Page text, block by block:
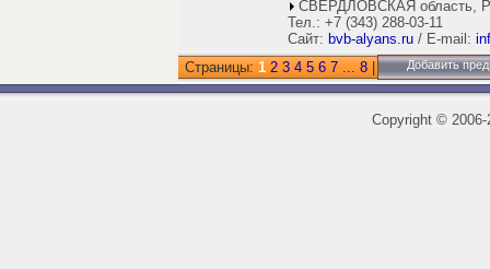
СВЕРДЛОВСКАЯ область,
Тел.: +7 (343) 288-03-11
Сайт: bvb-alyans.ru / E-mail:
Страницы: 1 2 3 4 5 6 7 ... 8 Добавить
Copyright ©